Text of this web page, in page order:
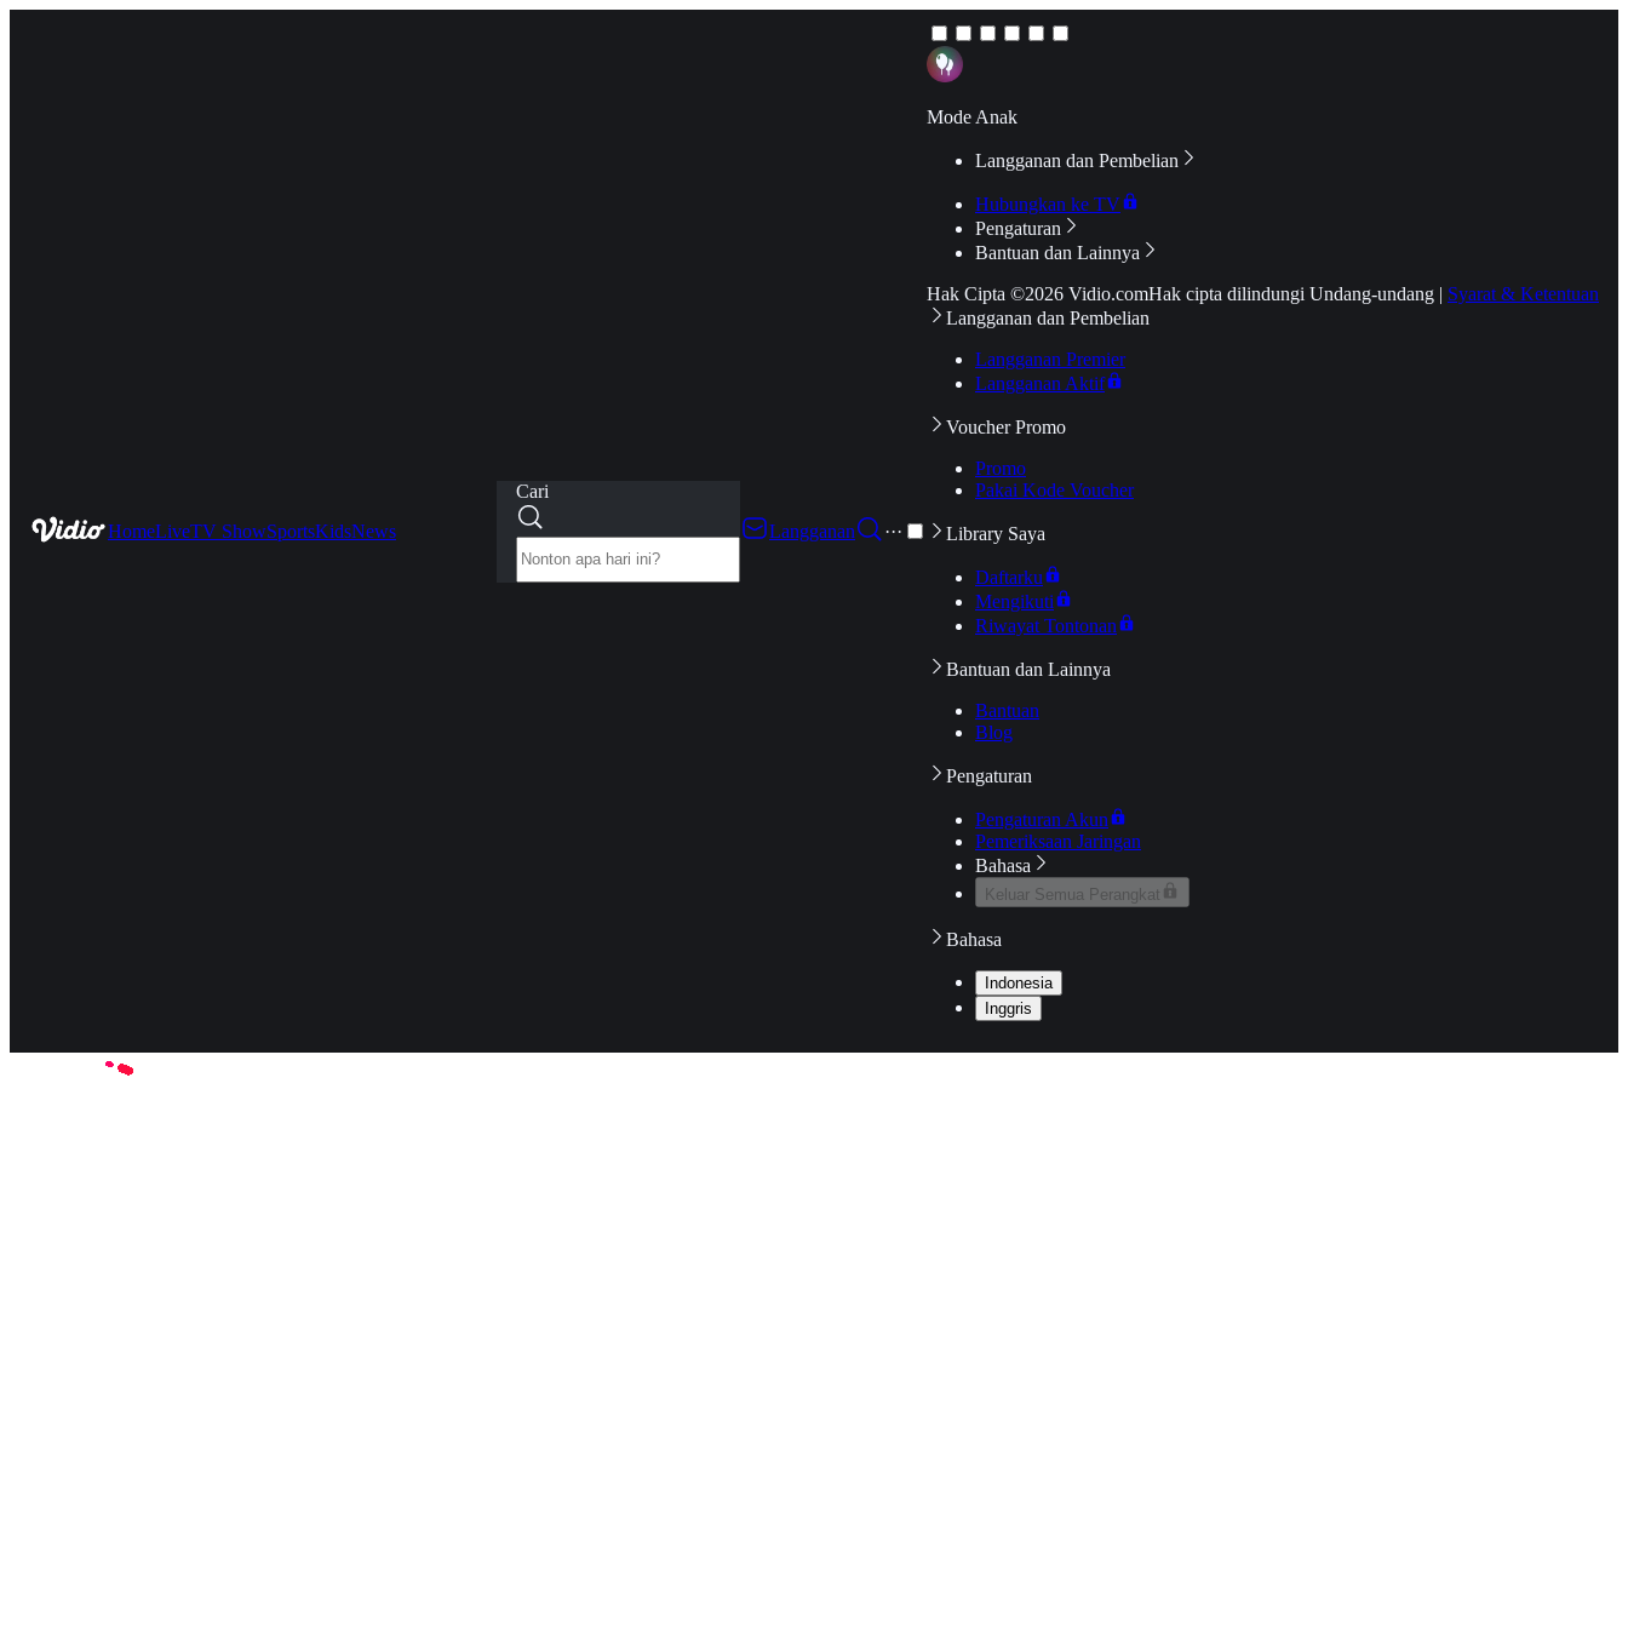
HomeLiveTV ShowSportsKidsNews
Cari
Langganan
···
Mode Anak
Langganan dan Pembelian
Hubungkan ke TV
Pengaturan
Bantuan dan Lainnya
Hak Cipta ©2026 Vidio.comHak cipta dilindungi Undang-undang | Syarat & Ketentuan
Langganan dan Pembelian
Langganan Premier
Langganan Aktif
Voucher Promo
Promo
Pakai Kode Voucher
Library Saya
Daftarku
Mengikuti
Riwayat Tontonan
Bantuan dan Lainnya
Bantuan
Blog
Pengaturan
Pengaturan Akun
Pemeriksaan Jaringan
Bahasa
Keluar Semua Perangkat
Bahasa
Indonesia
Inggris